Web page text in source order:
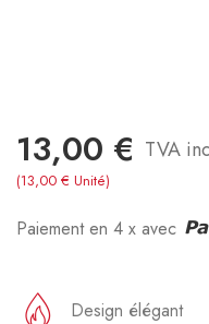
13,00 € TVA
(13,00 € Unité)
Paiement en 4 x avec
Design élégant